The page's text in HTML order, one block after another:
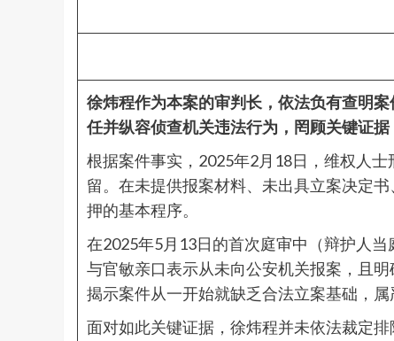
徐炜程作为本案的审判长，依法负有查明
任并纵容侦查机关违法行为，罔顾关键证据
根据案件事实，2025年2月18日，维权人
留。在未提供报案材料、未出具立案决定
押的基本程序。
在2025年5月13日的首次庭审中（辩护人
与官敏亲口表示从未向公安机关报案，且
揭示案件从一开始就缺乏合法立案基础，属
面对如此关键证据，徐炜程并未依法裁定